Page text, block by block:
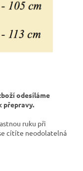
odesíláme
přepravy.
ruku při
cítíte neodolatelná